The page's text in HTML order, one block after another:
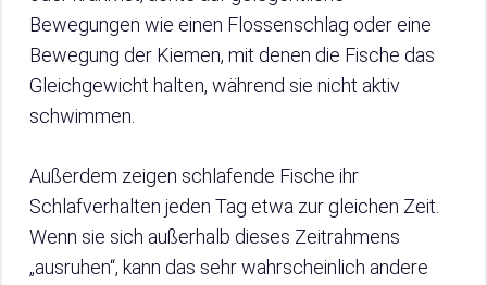
Bewegungen wie einen Flossenschlag oder eine
Bewegung der Kiemen, mit denen die Fische das
Gleichgewicht halten, während sie nicht aktiv
schwimmen.
Außerdem zeigen schlafende Fische ihr
Schlafverhalten jeden Tag etwa zur gleichen Zeit.
Wenn sie sich außerhalb dieses Zeitrahmens
„ausruhen“, kann das sehr wahrscheinlich andere